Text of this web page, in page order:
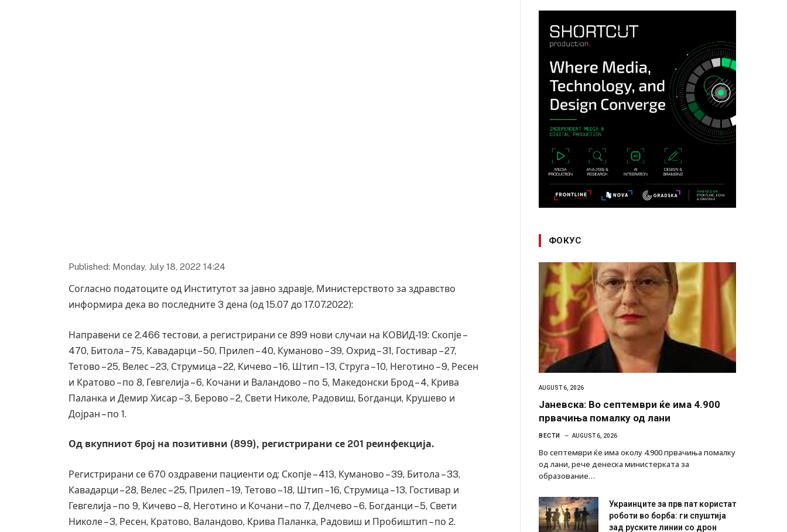
Published: Monday, July 18, 2022 14:24
Согласно податоците од Институтот за јавно здравје, Министерството за здравство
информира дека во последните 3 дена (од 15.07 до 17.07.2022):
Направени се 2.466 тестови, а регистрирани се 899 нови случаи на КОВИД-19: Скопје –
470, Битола – 75, Кавадарци – 50, Прилеп – 40, Куманово – 39, Охрид – 31, Гостивар – 27,
Тетово – 25, Велес – 23, Струмица – 22, Кичево – 16, Штип – 13, Струга – 10, Неготино – 9, Ресен
и Кратово – по 8, Гевгелија – 6, Кочани и Валандово – по 5, Македонски Брод – 4, Крива
Паланка и Демир Хисар – 3, Берово – 2, Свети Николе, Радовиш, Богданци, Крушево и
Дојран – по 1.
Од вкупниот број на позитивни (899), регистрирани се 201 реинфекција.
Регистрирани сe 670 оздравени пациенти од: Скопје – 413, Куманово – 39, Битола – 33,
Кавадарци – 28, Велес – 25, Прилеп – 19, Тетово – 18, Штип – 16, Струмица – 13, Гостивар и
Гевгелија – по 9, Кичево – 8, Неготино и Кочани – по 7, Делчево – 6, Богданци – 5, Свети
Николе – 3, Ресен, Кратово, Валандово, Крива Паланка, Радовиш и Пробиштип – по 2.
ФОКУС
AUGUST 6, 2026
Јаневска: Во септември ќе има 4.900
првачиња помалку од лани
ВЕСТИ AUGUST 6, 2026
Во септември ќе има околу 4.900 првачиња помалку
од лани, рече денеска министерката за
образование…
Украинците за прв пат користат
роботи во борба: ги спуштија
зад руските линии со дрон